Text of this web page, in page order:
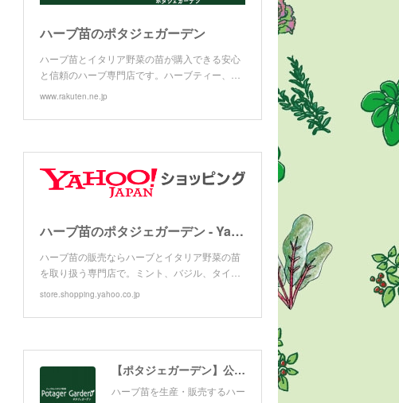
ハーブ苗のポタジェガーデン
ハーブ苗とイタリア野菜の苗が購入できる安心
と信頼のハーブ専門店です。ハーブティー、…
www.rakuten.ne.jp
ハーブ苗のポタジェガーデン - Yahoo!ショッピング
ハーブ苗の販売ならハーブとイタリア野菜の苗
を取り扱う専門店で。ミント、バジル、タイ…
store.shopping.yahoo.co.jp
【ポタジェガーデン】公式サイト
ハーブ苗を生産・販売するハー